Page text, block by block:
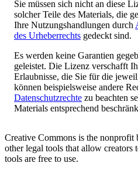
Sie müssen sich nicht an diese
solcher Teile des Materials, die
Ihre Nutzungshandlungen durch
des Urheberrechts gedeckt sind.
Es werden keine Garantien
geleistet. Die Lizenz verschafft
Erlaubnisse, die Sie für die
können beispielsweise andere
Datenschutzrechte zu beachten
Materials entsprechend
Creative Commons is the nonprofit
other legal tools that allow creators
tools are free to use.